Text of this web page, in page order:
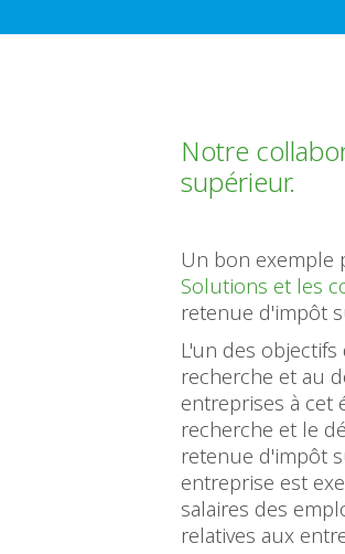
Notre
supérieur.
Un bon
Solutions et les
retenue d'impôt
L'un des
recherche et au
entreprises à cet
recherche et le
retenue d'impôt
entreprise est
salaires des
relatives aux